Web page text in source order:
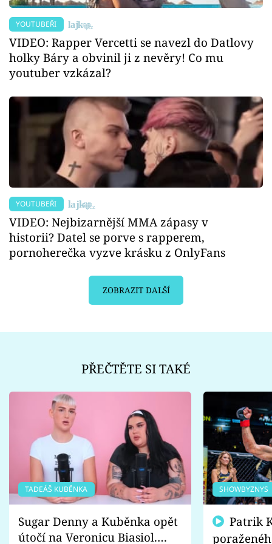
YOUTUBEŘI
VIDEO: Rapper Vercetti se navezl do Datlovy
holky Báry a obvinil ji z nevěry! Co mu
youtuber vzkázal?
YOUTUBEŘI
VIDEO: Nejbizarnější MMA zápasy v
historii? Datel se porve s rapperem,
pornoherečka vyzve krásku z OnlyFans
ZOBRAZIT DALŠÍ
PŘEČTĚTE SI TAKÉ
TADEÁŠ KUBĚNKA
Sugar Denny a Kuběnka opět
útočí na Veronicu Biasiol.
SHOWBYZNYS